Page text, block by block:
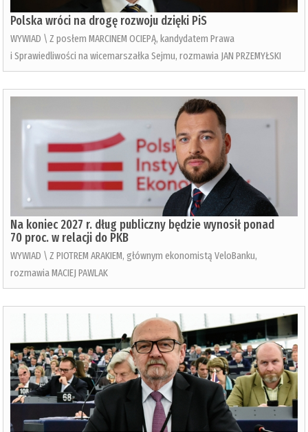
Polska wróci na drogę rozwoju dzięki PiS
WYWIAD \ Z posłem MARCINEM OCIEPĄ, kandydatem Prawa
i Sprawiedliwości na wicemarszałka Sejmu, rozmawia JAN PRZEMYŁSKI
Na koniec 2027 r. dług publiczny będzie wynosił ponad
70 proc. w relacji do PKB
WYWIAD \ Z PIOTREM ARAKIEM, głównym ekonomistą VeloBanku,
rozmawia MACIEJ PAWLAK